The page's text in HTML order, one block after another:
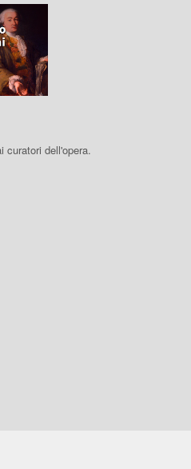
curatori dell'opera.